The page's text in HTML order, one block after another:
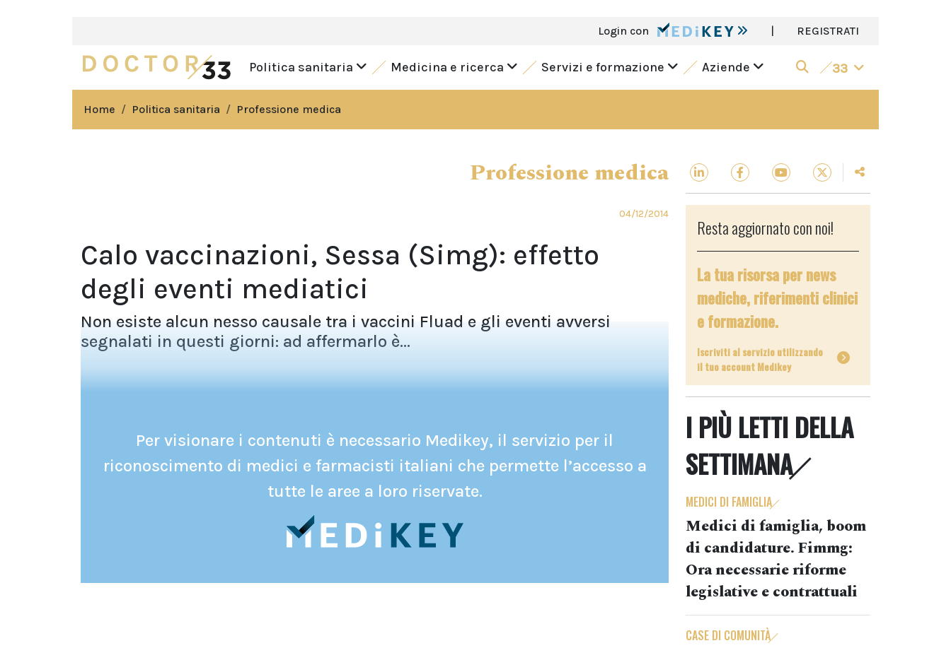
Login con | REGISTRATI
Politica sanitaria Medicina e ricerca Servizi e formazione Aziende 33
Home Politica sanitaria Professione medica
Professione medica
04/12/2014
Calo vaccinazioni, Sessa (Simg): effetto
degli eventi mediatici
Non esiste alcun nesso causale tra i vaccini Fluad e gli eventi avversi
segnalati in questi giorni: ad affermarlo è...
Per visionare i contenuti è necessario Medikey, il servizio per il
riconoscimento di medici e farmacisti italiani che permette l’accesso a
tutte le aree a loro riservate.
Resta aggiornato con noi!
La tua risorsa per news
mediche, riferimenti clinici
e formazione.
Iscriviti al servizio utilizzando
il tuo account Medikey
I PIÙ LETTI DELLA
SETTIMANA
MEDICI DI FAMIGLIA
Medici di famiglia, boom
di candidature. Fimmg:
Ora necessarie riforme
legislative e contrattuali
CASE DI COMUNITÀ